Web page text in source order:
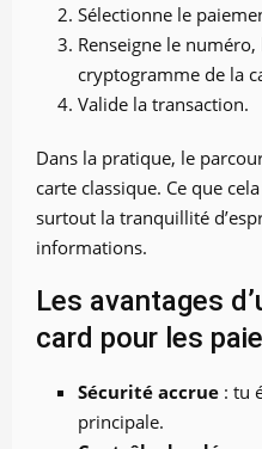
Sélectionne le
Renseigne le
cryptogramme de la
Valide la transaction.
Dans la pratique, le
carte classique. Ce que
surtout la tranquillité
informations.
Les avantages
card pour les
Sécurité accrue : tu
principale.